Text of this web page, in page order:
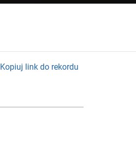
Kopiuj link do rekordu